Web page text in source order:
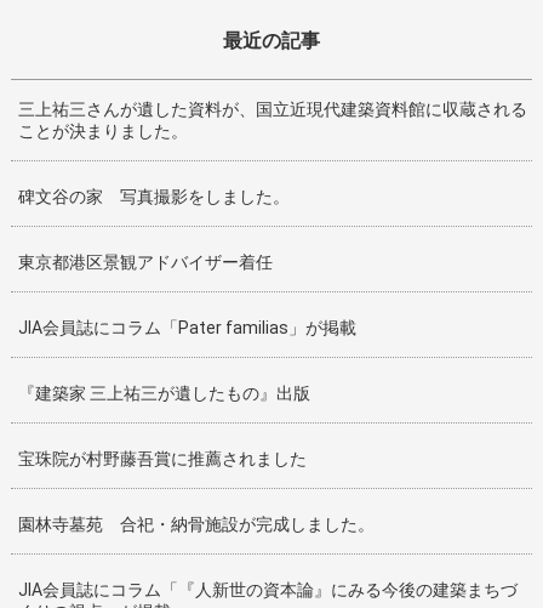
最近の記事
三上祐三さんが遺した資料が、国立近現代建築資料館に収蔵される
ことが決まりました。
碑文谷の家 写真撮影をしました。
東京都港区景観アドバイザー着任
JIA会員誌にコラム「Pater familias」が掲載
『建築家 三上祐三が遺したもの』出版
宝珠院が村野藤吾賞に推薦されました
園林寺墓苑 合祀・納骨施設が完成しました。
JIA会員誌にコラム「『人新世の資本論』にみる今後の建築まちづ